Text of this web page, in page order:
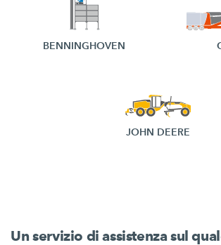
BENNINGHOVEN
JOHN DEERE
Un servizio di assistenza sul